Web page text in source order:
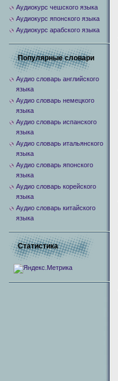
Аудиокурс чешского языка
Аудиокурс японского языка
Аудиокурс арабского языка
Популярные словари
Аудио словарь английского
языка
Аудио словарь немецкого
языка
Аудио словарь испанского
языка
Аудио словарь итальянского
языка
Аудио словарь японского
языка
Аудио словарь корейского
языка
Аудио словарь китайского
языка
Статистика